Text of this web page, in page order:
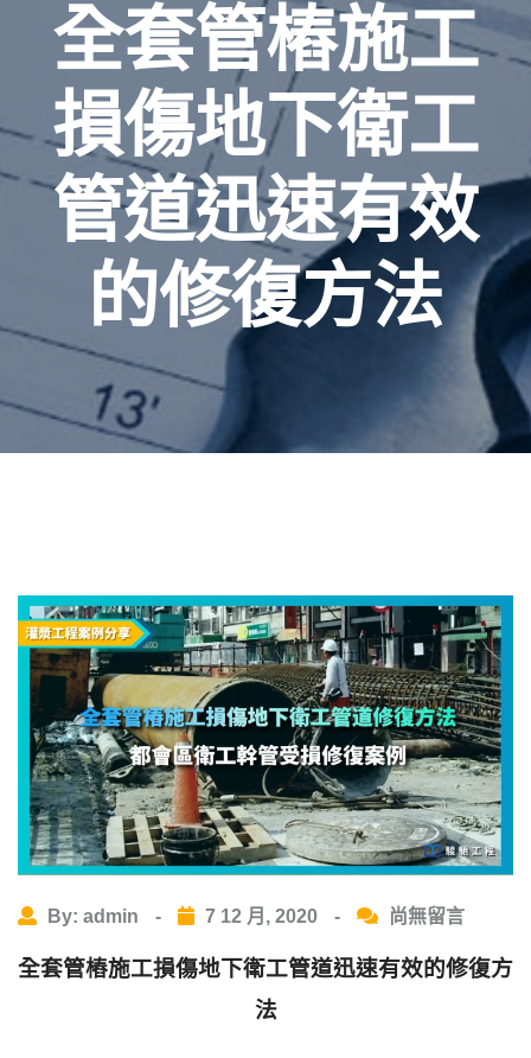
全套管樁施工
損傷地下衛工
管道迅速有效
的修復方法
By: admin - 7 12 月, 2020 - 尚無留言
全套管樁施工損傷地下衛工管道迅速有效的修復方
法